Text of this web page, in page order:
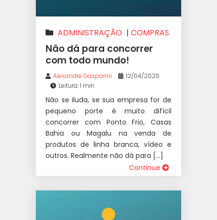
ADMINISTRAÇÃO | COMPRAS
|EMPREENDEDORISMO |
ESTRATÉGIA |NEGÓCIOS
PRECIFICAÇÃO | VAREJO
Não dá para concorrer
com todo mundo!
Alexandre Gasparini
12/04/2020
Leitura: 1 min
Não se iluda, se sua empresa for de
pequeno porte é muito difícil
concorrer com Ponto Frio, Casas
Bahia ou Magalu na venda de
produtos de linha branca, vídeo e
outros. ⁣Realmente não dá para […]
Continue